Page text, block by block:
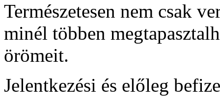
Természetesen nem csak
minél többen
örömeit.
Jelentkezési és előleg